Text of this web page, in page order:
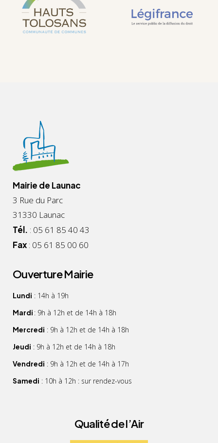
Mairie de Launac
3 Rue du Parc
31330 Launac
Tél. : 05 61 85 40 43
Fax: 05 61 85 00 60
Ouverture Mairie
Lundi : 14h à 19h
Mardi : 9h à 12h et de 14h à 18h
Mercredi : 9h à 12h et de 14h à 18h
Jeudi : 9h à 12h et de 14h à 18h
Vendredi : 9h à 12h et de 14h à 17h
Samedi : 10h à 12h : sur rendez-vous
Qualité de l’Air